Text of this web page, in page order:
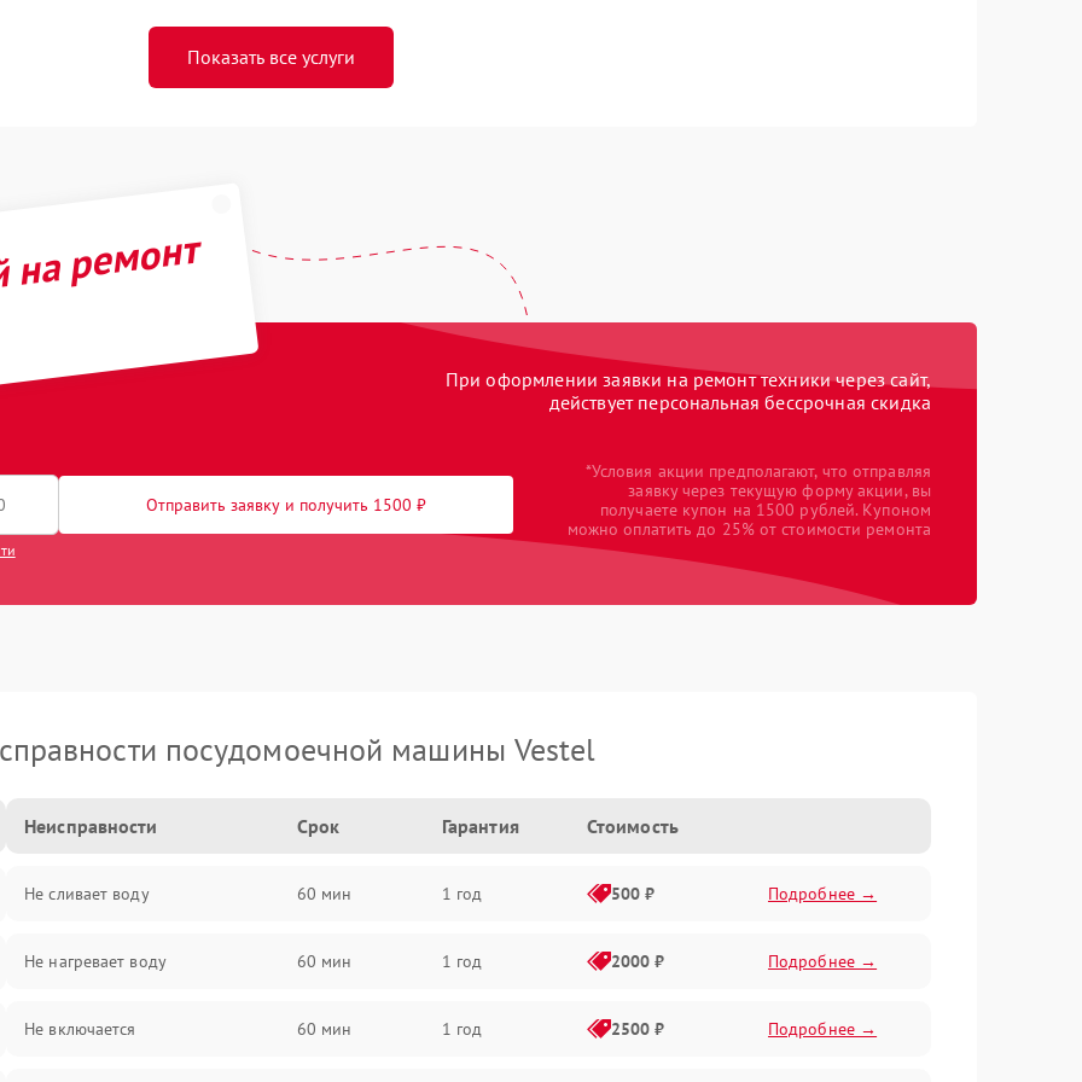
Показать все услуги
ремонт
При оформлении заявки на ремонт техники через сайт,
действует персональная бессрочная скидка
Отправить заявку и получить 1500 ₽
*Условия акции предполагают, что отправляя
заявку через текущую форму акции, вы
получаете купон на 1500 рублей. Купоном
можно оплатить до 25% от стоимости ремонта
посудомоечной машины Vestel
Неисправности Срок Гарантия Стоимость
Не сливает воду 60 мин 1 год 500 ₽ Подробнее →
Не нагревает воду 60 мин 1 год 2000 ₽ Подробнее →
Не включается 60 мин 1 год 2500 ₽ Подробнее →